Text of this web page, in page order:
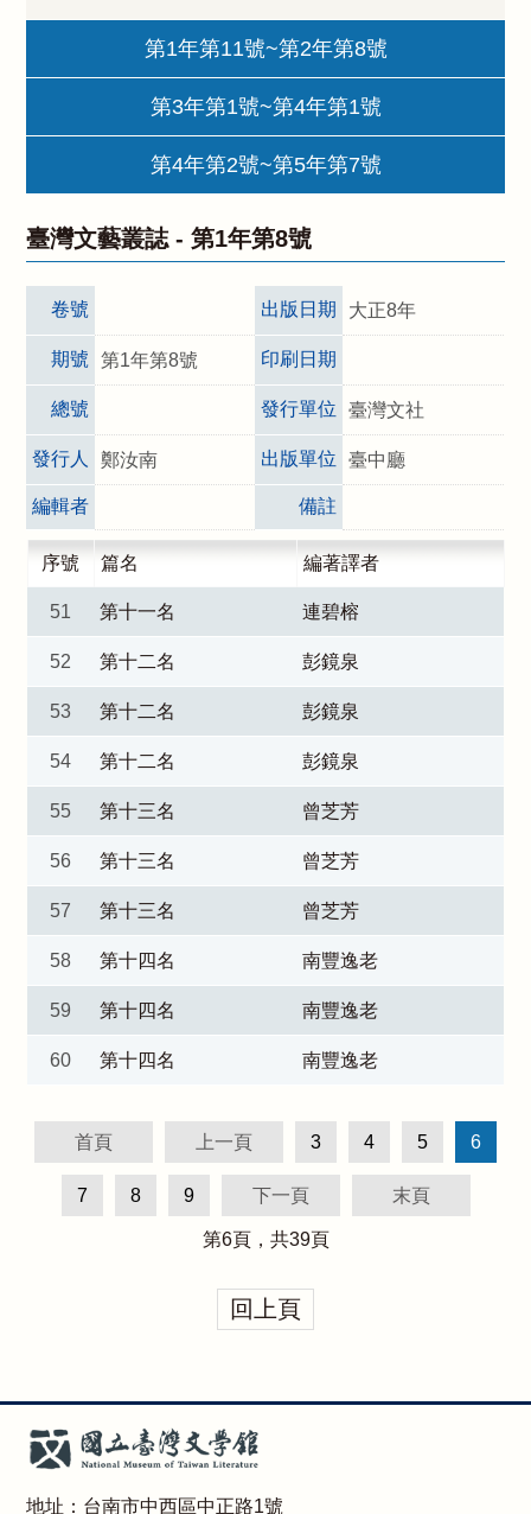
第1年第11號~第2年第8號
第3年第1號~第4年第1號
第4年第2號~第5年第7號
臺灣文藝叢誌 -第1年第8號
卷號 出版日期 大正8年
期號 第1年第8號 印刷日期
總號 發行單位 臺灣文社
發行人 鄭汝南 出版單位 臺中廳
編輯者 備註
序號 篇名 編著譯者
51 第十一名 連碧榕
52 第十二名 彭鏡泉
53 第十二名 彭鏡泉
54 第十二名 彭鏡泉
55 第十三名 曾芝芳
56 第十三名 曾芝芳
57 第十三名 曾芝芳
58 第十四名 南豐逸老
59 第十四名 南豐逸老
60 第十四名 南豐逸老
首頁 上一頁 3 4 5 6
7 8 9 下一頁 末頁
第6頁，共39頁
回上頁
地址：台南市中西區中正路1號